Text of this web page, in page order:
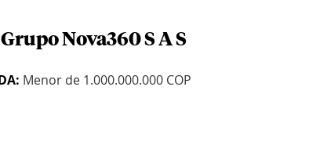
Nova360 S A S
Menor de 1.000.000.000 COP